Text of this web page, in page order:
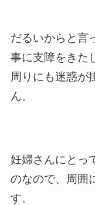
だるいからと言
事に支障をきた
周りにも迷惑が
ん。
妊婦さんにとっ
のなので、周囲
す。